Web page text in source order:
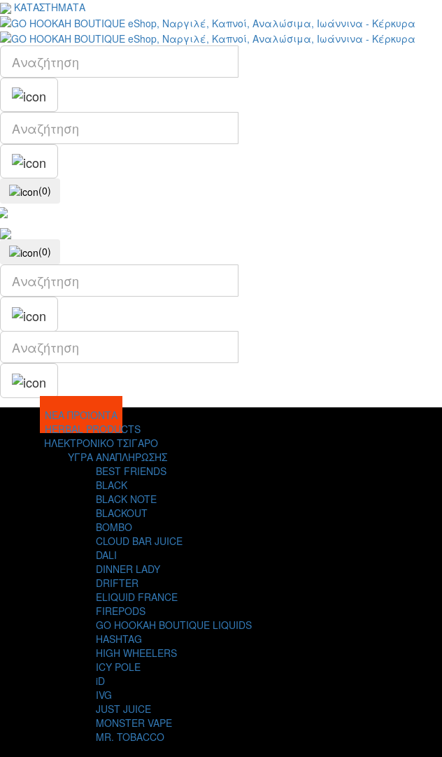
ΚΑΤΑΣΤΗΜΑΤΑ
(0)
(0)
ΝΕΑ ΠΡΟΪΟΝΤΑ
HERBAL PRODUCTS
ΗΛΕΚΤΡΟΝΙΚΟ ΤΣΙΓΑΡΟ
ΥΓΡΑ ΑΝΑΠΛΗΡΩΣΗΣ
BEST FRIENDS
BLACK
BLACK NOTE
BLACKOUT
BOMBO
CLOUD BAR JUICE
DALI
DINNER LADY
DRIFTER
ELIQUID FRANCE
FIREPODS
GO HOOKAH BOUTIQUE LIQUIDS
HASHTAG
HIGH WHEELERS
ICY POLE
iD
IVG
JUST JUICE
MONSTER VAPE
MR. TOBACCO